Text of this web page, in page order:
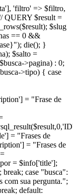
'filtro' => $filtro,
QUERY $result =
$slug
== 0 &&
die(); }
$salto =
>pagina) : 0;
>tipo) { case
= "Frase de
= "Frases de
= "Frases de
= $info['title'];
case "busca":
com sua pergunta.";
default: